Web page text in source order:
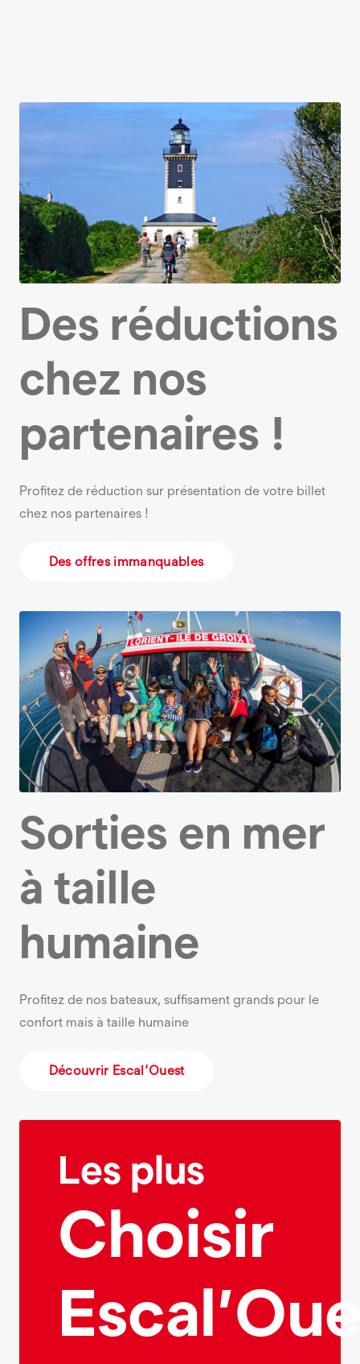
Des réductions
chez nos
partenaires !
Profitez de réduction sur présentation de votre billet
chez nos partenaires !
Des offres immanquables
Sorties en mer
à taille
humaine
Profitez de nos bateaux, suffisament grands pour le
confort mais à taille humaine
Découvrir Escal’Ouest
Les plus
Choisir